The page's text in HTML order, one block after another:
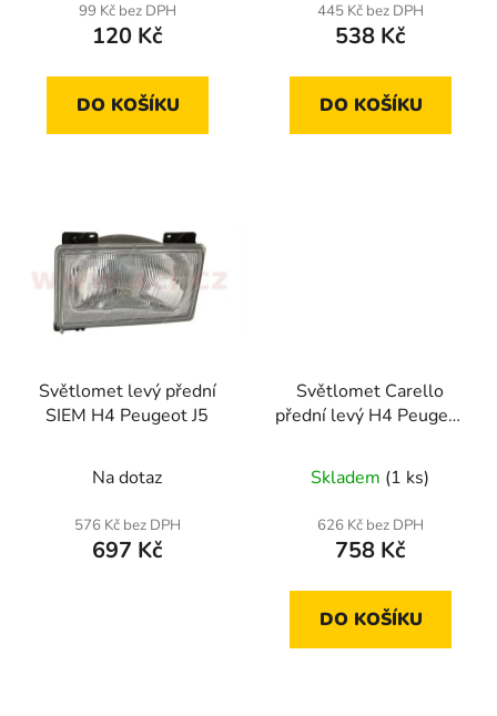
99 Kč bez DPH
120 Kč
DO KOŠÍKU
445 Kč bez DPH
538 Kč
DO KOŠÍKU
Světlomet levý přední
SIEM H4 Peugeot J5
Na dotaz
576 Kč bez DPH
697 Kč
Světlomet Carello
přední levý H4 Peugeot
Skladem (1 ks)
626 Kč bez DPH
758 Kč
DO KOŠÍKU